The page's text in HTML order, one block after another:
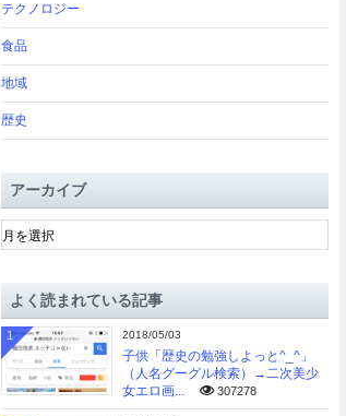
テクノロジー
食品
地域
歴史
アーカイブ
ア
ー
ブよく読まれている記事
2018/05/03
子供「歴史の勉強しよっと^_^」
（人名グーグル検索）→二次美少
女エロ画...
307278
1